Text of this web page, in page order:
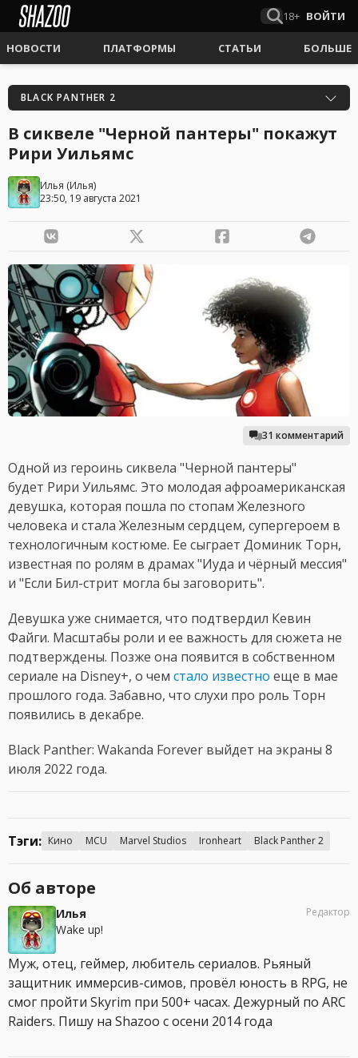
18+ ВОЙТИ
НОВОСТИ ПЛАТФОРМЫ СТАТЬИ БОЛЬШЕ
BLACK PANTHER 2
В сиквеле "Черной пантеры" покажут
Рири Уильямс
Илья (Илья)
23:50, 19 августа 2021
31 комментарий
Одной из героинь сиквела "Черной пантеры"
будет Рири Уильямс. Это молодая афроамериканская
девушка, которая пошла по стопам Железного
человека и стала Железным сердцем, супергероем в
технологичным костюме. Ее сыграет Доминик Торн,
известная по ролям в драмах "Иуда и чёрный мессия"
и "Если Бил-стрит могла бы заговорить".
Девушка уже снимается, что подтвердил Кевин
Файги. Масштабы роли и ее важность для сюжета не
подтверждены. Позже она появится в собственном
сериале на Disney+, о чем стало известно еще в мае
прошлого года. Забавно, что слухи про роль Торн
появились в декабре.
Black Panther: Wakanda Forever выйдет на экраны 8
июля 2022 года.
Тэги: Кино MCU Marvel Studios Ironheart Black Panther 2
Об авторе
Илья
Wake up!
Редактор
Муж, отец, геймер, любитель сериалов. Рьяный
защитник иммерсив-симов, провёл юность в RPG, не
смог пройти Skyrim при 500+ часах. Дежурный по ARC
Raiders. Пишу на Shazoo с осени 2014 года